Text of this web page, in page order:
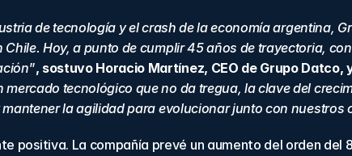
de tecnología y el crash de la economía argentina,
Hoy, a punto de cumplir 45 años de trayectoria,
”, sostuvo Horacio Martínez, CEO de Grupo Datco,
tecnológico que no da tregua, la clave del
la agilidad para evolucionar junto con nuestros
positiva. La compañía prevé un aumento del orden del